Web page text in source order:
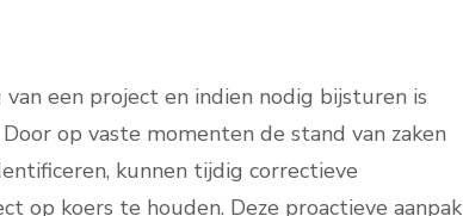
een project en indien nodig bijsturen is
op vaste momenten de stand van zaken
kunnen tijdig correctieve
op koers te houden. Deze proactieve aanpak